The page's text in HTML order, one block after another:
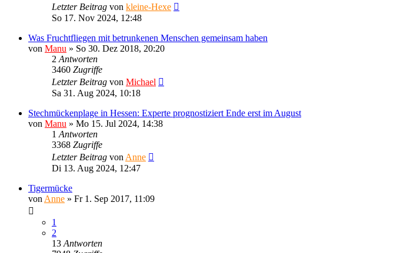
Letzter Beitrag von kleine-Hexe
So 17. Nov 2024, 12:48
Was Fruchtfliegen mit betrunkenen Menschen gemeinsam haben
von Manu » So 30. Dez 2018, 20:20
2 Antworten
3460 Zugriffe
Letzter Beitrag von Michael
Sa 31. Aug 2024, 10:18
Stechmückenplage in Hessen: Experte prognostiziert Ende erst im August
von Manu » Mo 15. Jul 2024, 14:38
1 Antworten
3368 Zugriffe
Letzter Beitrag von Anne
Di 13. Aug 2024, 12:47
Tigermücke
von Anne » Fr 1. Sep 2017, 11:09
1
2
13 Antworten